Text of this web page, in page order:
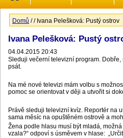
Jste zde
Domů // Ivana Pelešková: Pustý ostrov
Ivana Pelešková: Pustý
04.04.2015 20:43
Sleduji večerní televizní program.
psát.
Na mé nové televizi mám volbu s
pomoc se orientovat v ději a utvořit si
Právě sleduji televizní kvíz. Reportér na
sama měsíc na opuštěném ostrově a
Žena podle hlasu musí být mladá,
vzala?“ odpoví s úsměvem v hlase: